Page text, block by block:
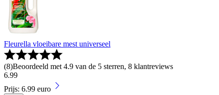
Fleurella vloeibare mest universeel
(8)Beoordeeld met 4.9 van de 5 sterren, 8 klantreviews
6.99
Prijs: 6.99 euro